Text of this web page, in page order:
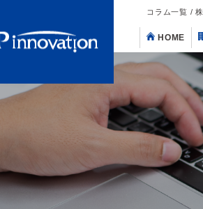
コラム一覧 /
HOME